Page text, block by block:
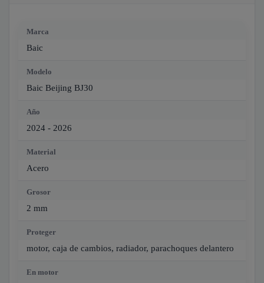
Marca
Baic
Modelo
Baic Beijing BJ30
Año
2024 - 2026
Material
Acero
Grosor
2 mm
Proteger
motor, caja de cambios, radiador, parachoques delantero
En motor